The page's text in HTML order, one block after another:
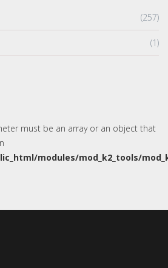
(257)
(1)
must be an array or an object that
modules/mod_k2_tools/